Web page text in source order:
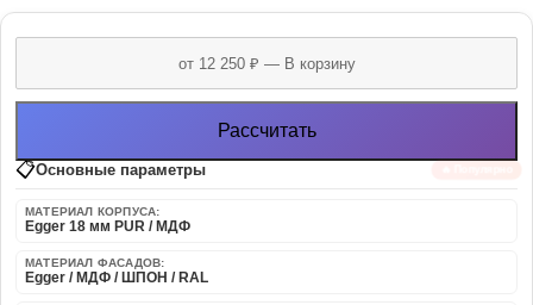
Рассчитать
📋Основные параметры
МАТЕРИАЛ КОРПУСА:
Egger 18 мм PUR / МДФ
МАТЕРИАЛ ФАСАДОВ:
Egger / МДФ / ШПОН / RAL